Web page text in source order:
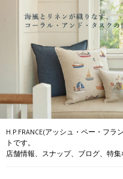
H.P.FRANCE(アッシュ・ペー・フ
トです。
店舗情報、スナップ、ブログ、特集